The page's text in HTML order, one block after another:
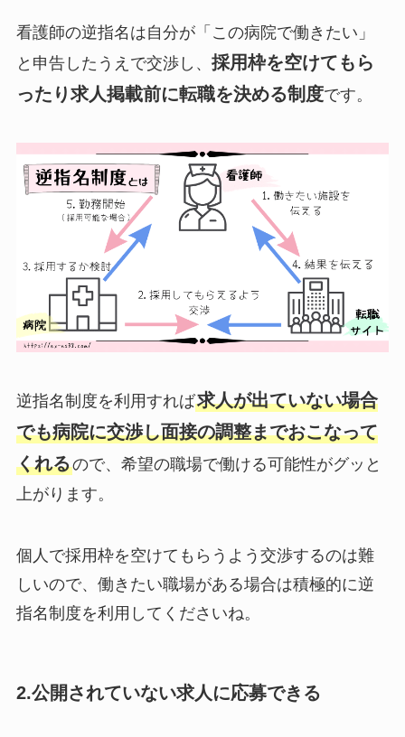
看護師の逆指名は自分が「この病院で働きたい」
と申告したうえで交渉し、 採用枠を空けてもら
ったり求人掲載前に転職を決める制度です。
逆指名制度を利用すれば求人が出ていない場合
でも病院に交渉し面接の調整までおこなって
くれるので、希望の職場で働ける可能性がグッと
上がります。
個人で採用枠を空けてもらうよう交渉するのは難
しいので、働きたい職場がある場合は積極的に逆
指名制度を利用してくださいね。
2.公開されていない求人に応募できる